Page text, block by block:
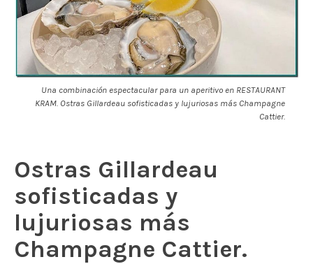
Una combinación espectacular para un aperitivo en RESTAURANT
KRAM. Ostras Gillardeau sofisticadas y lujuriosas más Champagne
Cattier.
Ostras Gillardeau
sofisticadas y
lujuriosas más
Champagne Cattier.